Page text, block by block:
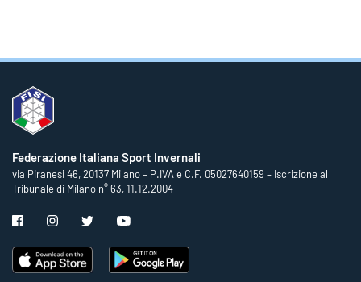
Federazione Italiana Sport Invernali
via Piranesi 46, 20137 Milano – P.IVA e C.F. 05027640159 – Iscrizione al
Tribunale di Milano n° 63, 11.12.2004